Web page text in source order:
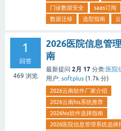
门诊数据安全
saas订阅
数据迁移
选型指南
1
回答
469 浏览
2026医院信息管
南
最新提问 2月 17 分类:医院
用户: softplus (1.7k 分)
2026云南软件厂家介绍
2026云南his系统推荐
2026his软件选择指南
2026医院信息管理系统选择